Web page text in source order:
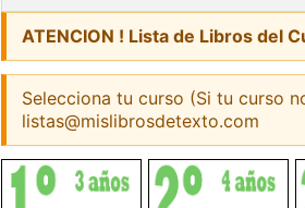
ATENCION ! Lista de Libros del
Selecciona tu curso (Si tu curso
listas@mislibrosdetexto.com